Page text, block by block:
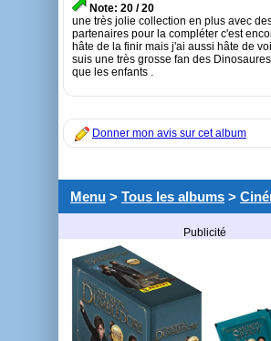
Note: 20 / 20
une très jolie collection en plus avec
partenaires pour la compléter c'est
hâte de la finir mais j'ai aussi hâte de
suis une très grosse fan des
que les enfants .
Donner mon avis sur cet album
Menu > Tous les albums >
Publicité